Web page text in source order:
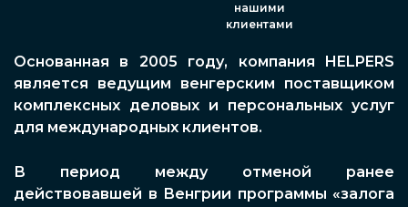
нашими
клиентами
Основанная в 2005 году, компания HELPERS
является ведущим венгерским поставщиком
комплексных деловых и персональных услуг
для международных клиентов.
В период между отменой ранее
действовавшей в Венгрии программы «залога